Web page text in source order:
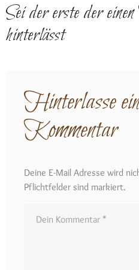
Sei der erste der
hinterlässt
Hinterlasse
Kommentar
Deine E-Mail Adresse wird
Pflichtfelder sind markiert.